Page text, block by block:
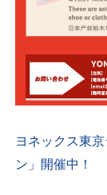
ヨネックス東
ン」開催中！